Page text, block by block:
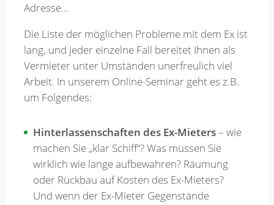
Newsletter
Adresse…
Die Liste der möglichen Probleme mit dem Ex ist
lang, und jeder einzelne Fall bereitet Ihnen als
Vermieter unter Umständen unerfreulich viel
Arbeit. In unserem Online-Seminar geht es z.B.
um Folgendes:
Hinterlassenschaften des Ex-Mieters– wie
machen Sie „klar Schiff“? Was müssen Sie
wirklich wie lange aufbewahren? Räumung
oder Rückbau auf Kosten des Ex-Mieters?
Und wenn der Ex-Mieter Gegenstände